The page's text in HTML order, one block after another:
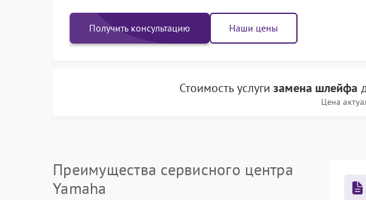
Получить консультацию Наши цены
Стоимость услугизамена шлейфа
Цена
Преимущества сервисного центра
Yamaha